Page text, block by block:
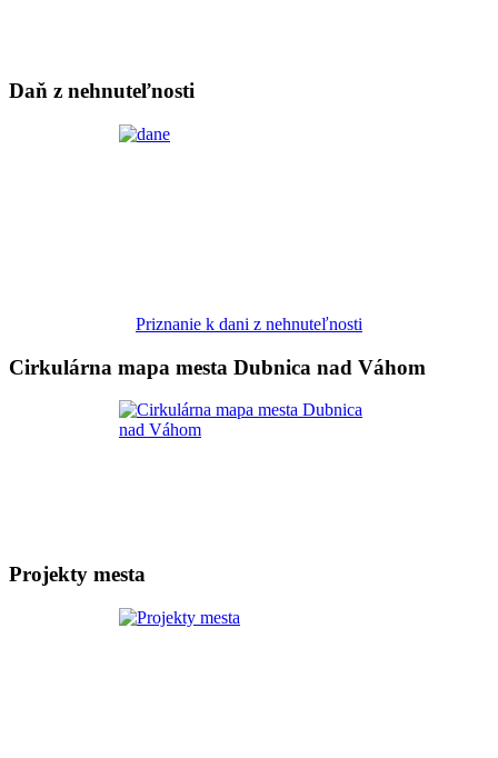
Daň z nehnuteľnosti
Priznanie k dani z nehnuteľnosti
Cirkulárna mapa mesta Dubnica nad Váhom
Projekty mesta